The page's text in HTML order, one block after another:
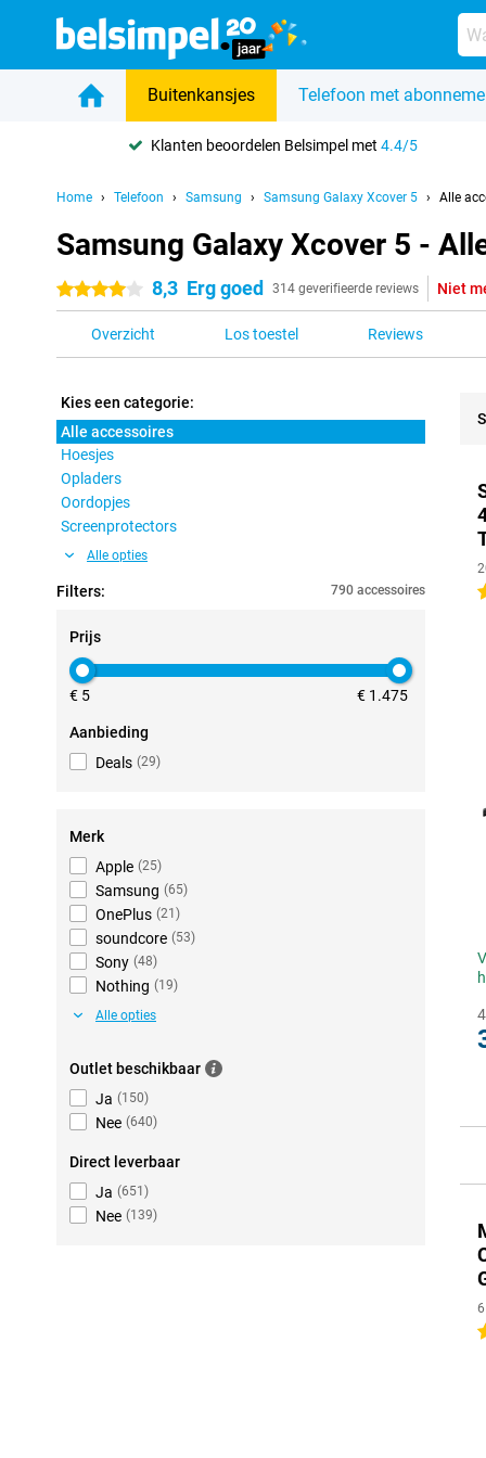
Buitenkansjes Telefoon met
Klanten beoordelen Belsimpel met4.4/5
Home Telefoon Samsung Samsung Galaxy Xcover 5 Alle
Samsung Galaxy Xcover 5 -
4 sterren 8,3 Erg goed 314 geverifieerde reviews Niet
Overzicht Los toestel Reviews
Kies een categorie:
Alle accessoires
Hoesjes
Opladers
Oordopjes
Screenprotectors
Alle opties
Filters: 790 accessoires
Prijs
€ 5 € 1.475
Aanbieding
Deals (29)
Merk
Apple (25)
Samsung (65)
OnePlus (21 )
soundcore (53)
Sony (48)
Nothing (19)
Alle opties
Outlet beschikbaar
Ja (150)
Nee (640)
Direct leverbaar
Ja (651 )
Nee (139)